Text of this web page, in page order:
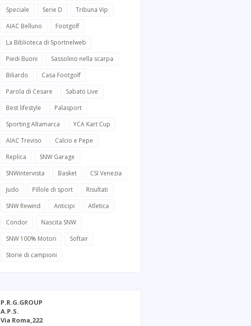
Speciale
Serie D
Tribuna Vip
AIAC Belluno
Footgolf
La Biblioteca di Sportnelweb
Piedi Buoni
Sassolino nella scarpa
Biliardo
Casa Footgolf
Parola di Cesare
Sabato Live
Best lifestyle
Palasport
Sporting Altamarca
YCA Kart Cup
AIAC Treviso
Calcio e Pepe
Replica
SNW Garage
SNWintervista
Basket
CSI Venezia
Judo
Pillole di sport
Risultati
SNW Rewind
Anticipi
Atletica
Condor
Nascita SNW
SNW 100% Motori
Softair
Storie di campioni
P.R.G.GROUP
A.P.S.
Via Roma,222